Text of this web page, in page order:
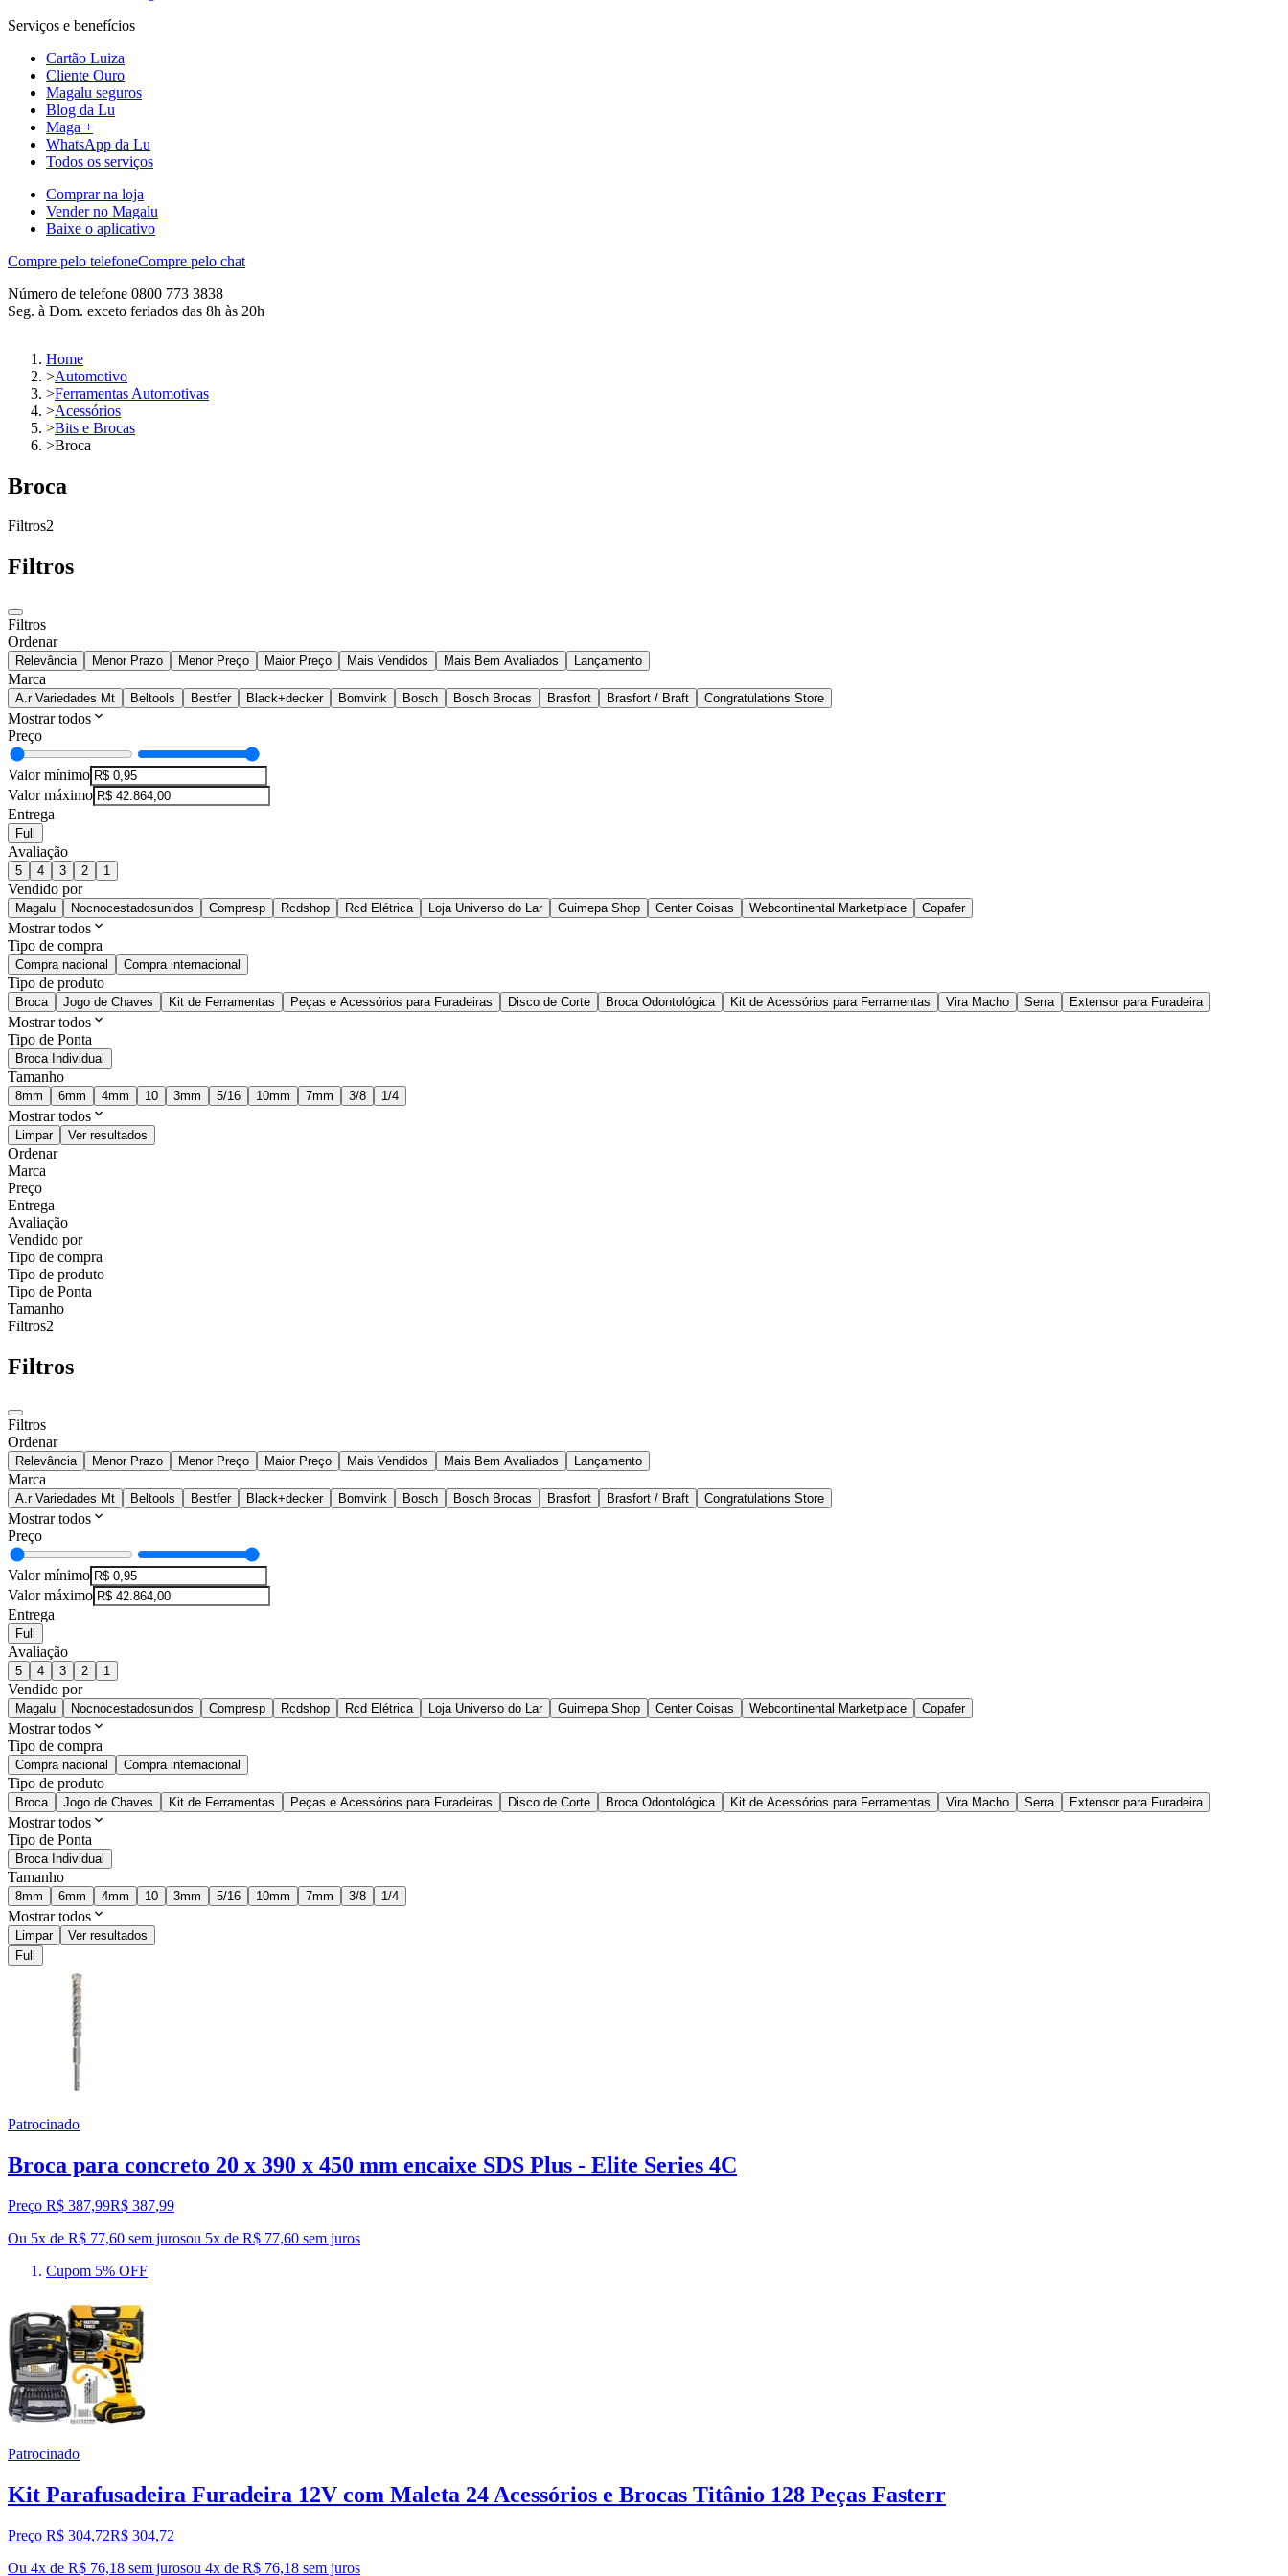
Serviços e benefícios
Cartão Luiza
Cliente Ouro
Magalu seguros
Blog da Lu
Maga +
WhatsApp da Lu
Todos os serviços
Comprar na loja
Vender no Magalu
Baixe o aplicativo
Compre pelo telefoneCompre pelo chat
Número de telefone 0800 773 3838
Seg. à Dom. exceto feriados das 8h às 20h
Home
>Automotivo
>Ferramentas Automotivas
>Acessórios
>Bits e Brocas
>Broca
Broca
Filtros2
Filtros
Filtros
Ordenar
Relevância Menor Prazo Menor Preço Maior Preço Mais Vendidos Mais Bem Avaliados Lançamento
Marca
A.r Variedades Mt Beltools Bestfer Black+decker Bomvink Bosch Bosch Brocas Brasfort Brasfort / Braft Congratulations Store
Mostrar todos
Preço
Valor mínimo
Valor máximo
Entrega
Full
Avaliação
5 4 3 2 1
Vendido por
Magalu Nocnocestadosunidos Compresp Rcdshop Rcd Elétrica Loja Universo do Lar Guimepa Shop Center Coisas Webcontinental Marketplace Copafer
Mostrar todos
Tipo de compra
Compra nacional Compra internacional
Tipo de produto
Broca Jogo de Chaves Kit de Ferramentas Peças e Acessórios para Furadeiras Disco de Corte Broca Odontológica Kit de Acessórios para Ferramentas Vira Macho Serra Extensor para Furadeira
Mostrar todos
Tipo de Ponta
Broca Individual
Tamanho
8mm 6mm 4mm 10 3mm 5/16 10mm 7mm 3/8 1/4
Mostrar todos
Limpar Ver resultados
Ordenar
Marca
Preço
Entrega
Avaliação
Vendido por
Tipo de compra
Tipo de produto
Tipo de Ponta
Tamanho
Filtros2
Filtros
Filtros
Ordenar
Relevância Menor Prazo Menor Preço Maior Preço Mais Vendidos Mais Bem Avaliados Lançamento
Marca
A.r Variedades Mt Beltools Bestfer Black+decker Bomvink Bosch Bosch Brocas Brasfort Brasfort / Braft Congratulations Store
Mostrar todos
Preço
Valor mínimo
Valor máximo
Entrega
Full
Avaliação
5 4 3 2 1
Vendido por
Magalu Nocnocestadosunidos Compresp Rcdshop Rcd Elétrica Loja Universo do Lar Guimepa Shop Center Coisas Webcontinental Marketplace Copafer
Mostrar todos
Tipo de compra
Compra nacional Compra internacional
Tipo de produto
Broca Jogo de Chaves Kit de Ferramentas Peças e Acessórios para Furadeiras Disco de Corte Broca Odontológica Kit de Acessórios para Ferramentas Vira Macho Serra Extensor para Furadeira
Mostrar todos
Tipo de Ponta
Broca Individual
Tamanho
8mm 6mm 4mm 10 3mm 5/16 10mm 7mm 3/8 1/4
Mostrar todos
Limpar
Ver resultados
Full
Patrocinado
Broca para concreto 20 x 390 x 450 mm encaixe SDS Plus - Elite Series 4C
Preço R$ 387,99R$ 387,99
Ou 5x de R$ 77,60 sem jurosou 5x de R$ 77,60 sem juros
Cupom 5% OFF
Patrocinado
Kit Parafusadeira Furadeira 12V com Maleta 24 Acessórios e Brocas Titânio 128 Peças Fasterr
Preço R$ 304,72R$ 304,72
Ou 4x de R$ 76,18 sem jurosou 4x de R$ 76,18 sem juros